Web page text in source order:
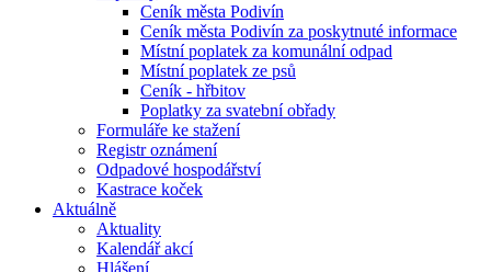
Ceník města Podivín
Ceník města Podivín za poskytnuté informace
Místní poplatek za komunální odpad
Místní poplatek ze psů
Ceník - hřbitov
Poplatky za svatební obřady
Formuláře ke stažení
Registr oznámení
Odpadové hospodářství
Kastrace koček
Aktuálně
Aktuality
Kalendář akcí
Hlášení